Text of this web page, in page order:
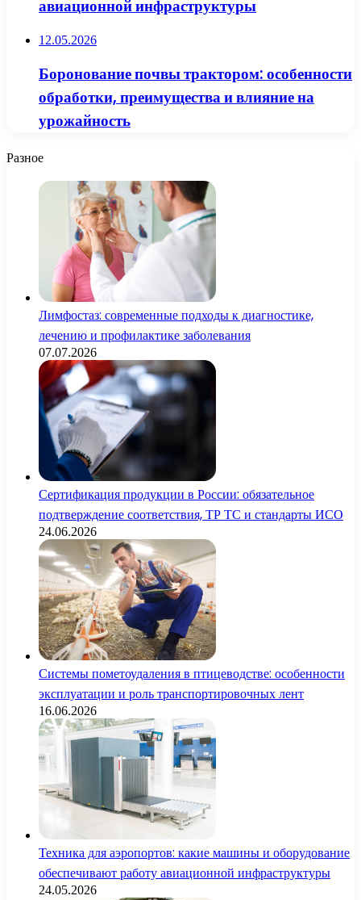
авиационной инфраструктуры
12.05.2026
Боронование почвы трактором: особенности
обработки, преимущества и влияние на
урожайность
Разное
Лимфостаз: современные подходы к диагностике,
лечению и профилактике заболевания
07.07.2026
Сертификация продукции в России: обязательное
подтверждение соответствия, ТР ТС и стандарты ИСО
24.06.2026
Системы пометоудаления в птицеводстве: особенности
эксплуатации и роль транспортировочных лент
16.06.2026
Техника для аэропортов: какие машины и оборудование
обеспечивают работу авиационной инфраструктуры
24.05.2026